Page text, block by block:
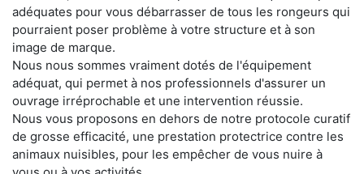
adéquates pour vous débarrasser de tous les rongeurs qui
pourraient poser problème à votre structure et à son
image de marque.
Nous nous sommes vraiment dotés de l'équipement
adéquat, qui permet à nos professionnels d'assurer un
ouvrage irréprochable et une intervention réussie.
Nous vous proposons en dehors de notre protocole curatif
de grosse efficacité, une prestation protectrice contre les
animaux nuisibles, pour les empêcher de vous nuire à